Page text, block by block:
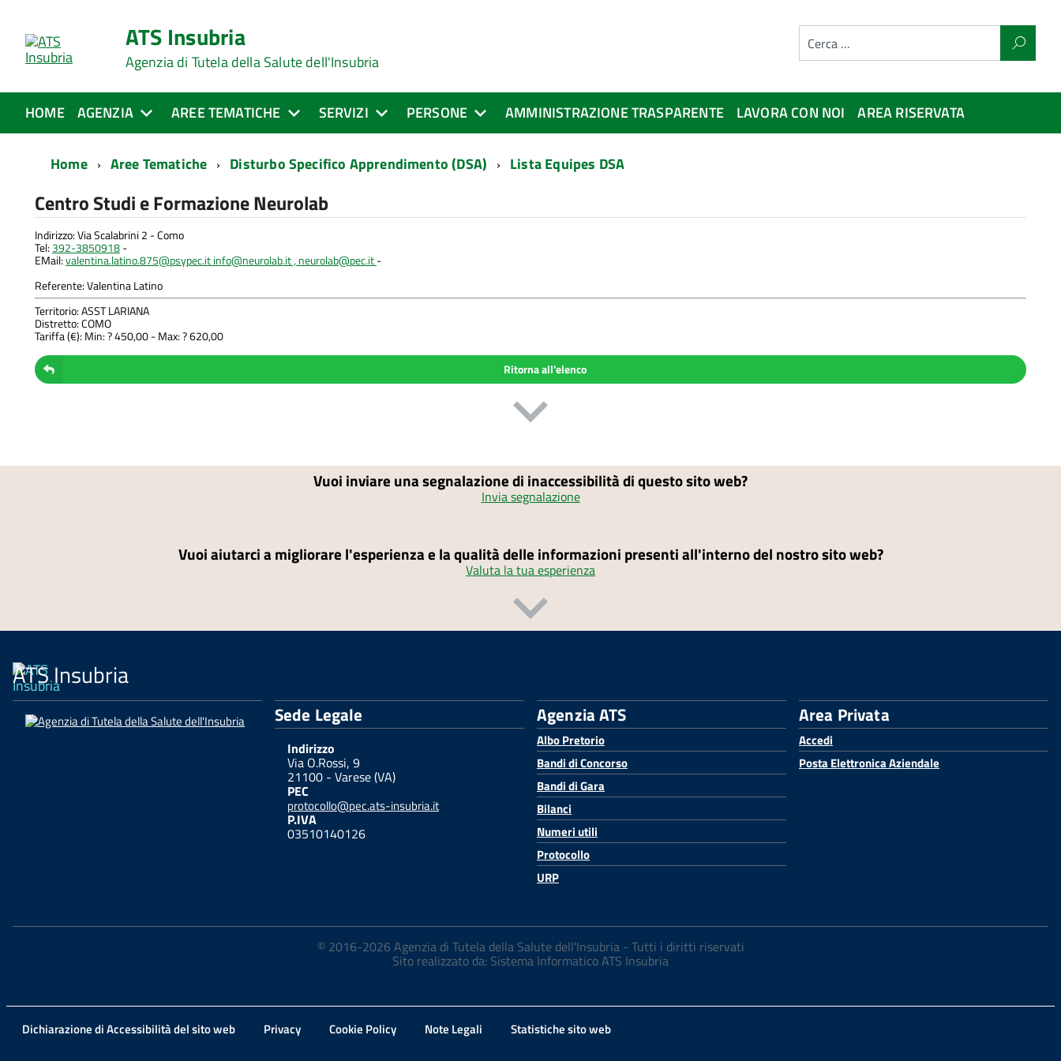
ATS Insubria
Agenzia di Tutela della Salute dell'Insubria
HOME AGENZIA AREE TEMATICHE SERVIZI PERSONE AMMINISTRAZIONE TRASPARENTE LAVORA CON NOI AREA RISERVATA
Home Aree Tematiche Disturbo Specifico Apprendimento (DSA) Lista Equipes DSA
Centro Studi e Formazione Neurolab
Indirizzo: Via Scalabrini 2 - Como
Tel:392-3850918-
EMail:valentina.latino.875@psypec.it info@neurolab.it , neurolab@pec.it-
Referente: Valentina Latino
Territorio: ASST LARIANA
Distretto: COMO
Tariffa (€): Min: ? 450,00 - Max: ? 620,00
Ritorna all'elenco
Vuoi inviare una segnalazione di inaccessibilità di questo sito web?
Invia segnalazione
Vuoi aiutarci a migliorare l'esperienza e la qualità delle informazioni presenti all'interno del nostro sito web?
Valuta la tua esperienza
ATS Insubria
Sede Legale
Indirizzo
Via O.Rossi, 9
21100 - Varese (VA)
PEC
protocollo@pec.ats-insubria.it
P.IVA
03510140126
Agenzia ATS
Albo Pretorio
Bandi di Concorso
Bandi di Gara
Bilanci
Numeri utili
Protocollo
URP
Area Privata
Accedi
Posta Elettronica Aziendale
© 2016-2026 Agenzia di Tutela della Salute dell'Insubria - Tutti i diritti riservati
Sito realizzato da: Sistema Informatico ATS Insubria
Dichiarazione di Accessibilità del sito web Privacy Cookie Policy Note Legali Statistiche sito web